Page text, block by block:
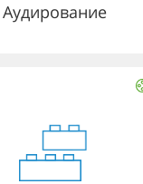
Аудирование